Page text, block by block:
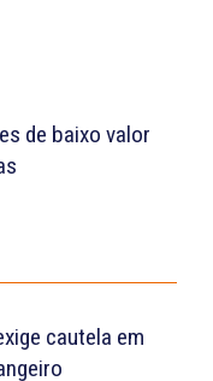
de baixo valor
cautela em